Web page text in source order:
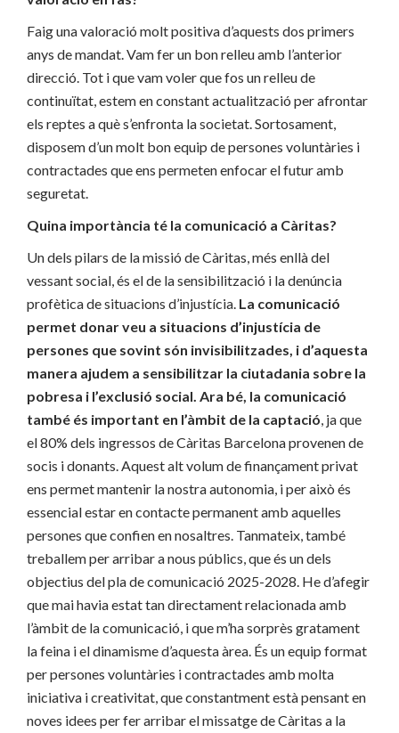
Faig una valoració molt positiva d’aquests dos primers
anys de mandat. Vam fer un bon relleu amb l’anterior
direcció. Tot i que vam voler que fos un relleu de
continuïtat, estem en constant actualització per afrontar
els reptes a què s’enfronta la societat. Sortosament,
disposem d’un molt bon equip de persones voluntàries i
contractades que ens permeten enfocar el futur amb
seguretat.
Quina importància té la comunicació a Càritas?
Un dels pilars de la missió de Càritas, més enllà del
vessant social, és el de la sensibilització i la denúncia
profètica de situacions d’injustícia. La comunicació
permet donar veu a situacions d’injustícia de
persones que sovint són invisibilitzades, i d’aquesta
manera ajudem a sensibilitzar la ciutadania sobre la
pobresa i l’exclusió social. Ara bé, la comunicació
també és important en l’àmbit de la captació , ja que
el 80% dels ingressos de Càritas Barcelona provenen de
socis i donants. Aquest alt volum de finançament privat
ens permet mantenir la nostra autonomia, i per això és
essencial estar en contacte permanent amb aquelles
persones que confien en nosaltres. Tanmateix, també
treballem per arribar a nous públics, que és un dels
objectius del pla de comunicació 2025-2028. He d’afegir
que mai havia estat tan directament relacionada amb
l’àmbit de la comunicació, i que m’ha sorprès gratament
la feina i el dinamisme d’aquesta àrea. És un equip format
per persones voluntàries i contractades amb molta
iniciativa i creativitat, que constantment està pensant en
noves idees per fer arribar el missatge de Càritas a la